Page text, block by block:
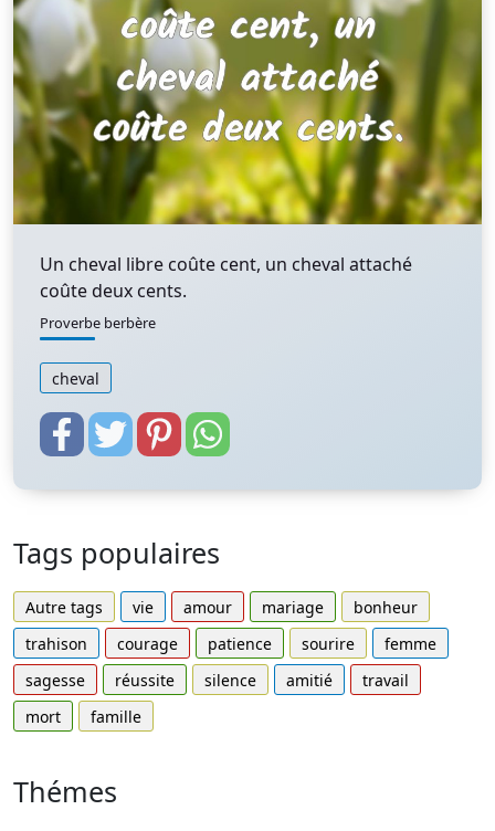
Un cheval libre coûte cent, un cheval attaché
coûte deux cents.
Proverbe berbère
cheval
Tags populaires
Autre tags vie amour mariage
bonheur
trahison
courage patience sourire
femme
sagesse
réussite silence amitié
travail
mort
famille
Thémes